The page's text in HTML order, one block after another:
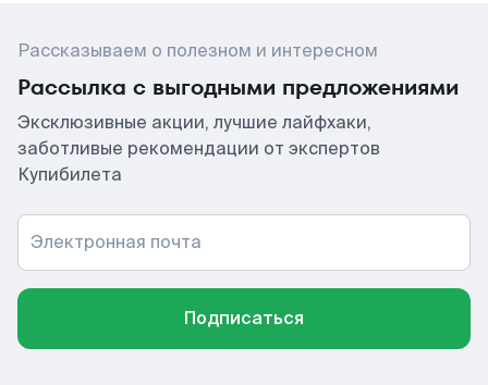
Рассказываем о полезном и интересном
Рассылка с выгодными предложениями
Эксклюзивные акции, лучшие лайфхаки,
заботливые рекомендации от экспертов
Купибилета
Электронная почта
Подписаться